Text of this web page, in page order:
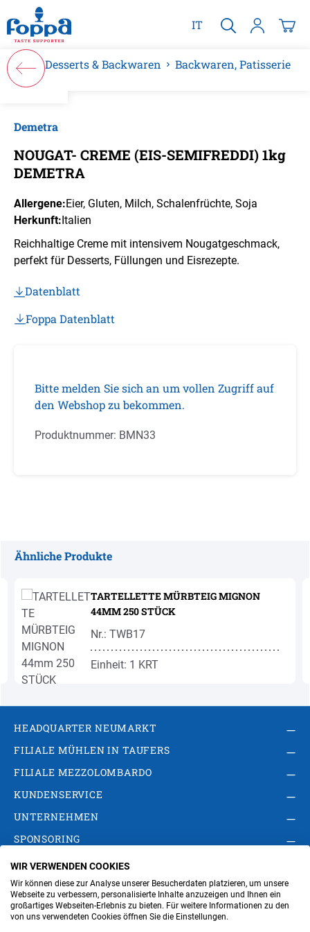
springen
IT
Desserts & Backwaren Backwaren, Patisserie
Demetra
NOUGAT- CREME (EIS-SEMIFREDDI) 1kg
DEMETRA
Allergene:Eier, Gluten, Milch, Schalenfrüchte, Soja
Herkunft:Italien
Reichhaltige Creme mit intensivem Nougatgeschmack,
perfekt für Desserts, Füllungen und Eisrezepte.
Datenblatt
Foppa Datenblatt
Bitte melden Sie sich an um vollen Zugriff auf
den Webshop zu bekommen.
Produktnummer: BMN33
Ähnliche Produkte
TARTELLETTE MÜRBTEIG MIGNON
44MM 250 STÜCK
Nr.: TWB17
Einheit: 1 KRT
HEADQUARTER NEUMARKT
FILIALE MÜHLEN IN TAUFERS
FILIALE MEZZOLOMBARDO
KUNDENSERVICE
UNTERNEHMEN
SPONSORING
AGB Privacy Policy
Impressum
Cookie-Einstellungen ändern
Verwaltung
WIR VERWENDEN COOKIES
Wir können diese zur Analyse unserer Besucherdaten platzieren, um unsere
Webseite zu verbessern, personalisierte Inhalte anzuzeigen und Ihnen ein
großartiges Webseiten-Erlebnis zu bieten. Für weitere Informationen zu den
von uns verwendeten Cookies öffnen Sie die Einstellungen.